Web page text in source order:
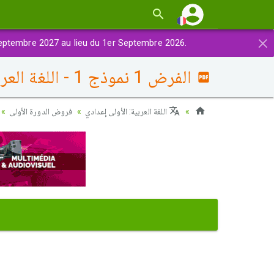
×
2027 au lieu du 1er Septembre 2026.
الفرض 1 نموذج 1 - اللغة العربية أولى إعدادي الدورة الأولى
اللغة العربية: الأولى إعدادي فروض الدورة الأولى